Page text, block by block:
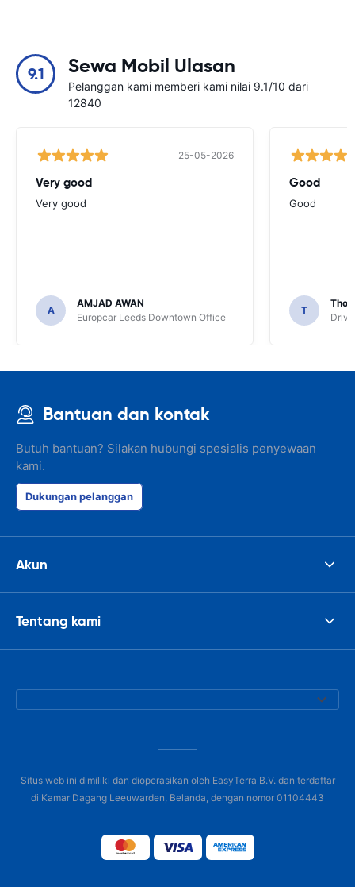
9.1 Sewa Mobil Ulasan
Pelanggan kami memberi kami nilai 9.1/10 dari
12840
25-05-2026
Very good
Very good
A
AMJAD AWAN
Europcar Leeds Downtown Office
Good
Good
T
Bantuan dan kontak
Butuh bantuan? Silakan hubungi spesialis penyewaan
kami.
Dukungan pelanggan
Akun
Tentang kami
Situs web ini dimiliki dan dioperasikan oleh EasyTerra B.V. dan terdaftar
di Kamar Dagang Leeuwarden, Belanda, dengan nomor 01104443